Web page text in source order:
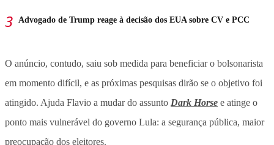
Advogado de Trump reage à decisão dos EUA sobre CV e PCC
O anúncio, contudo, saiu sob medida para beneficiar o bolsonarista
em momento difícil, e as próximas pesquisas dirão se o objetivo foi
atingido. Ajuda Flavio a mudar do assunto Dark Horse e atinge o
ponto mais vulnerável do governo Lula: a segurança pública, maior
preocupação dos eleitores.